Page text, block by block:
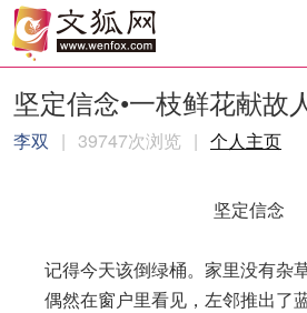
坚定信念•一枝鲜花献故
李双 | 39747次浏览 | 个人主页
坚定信念
记得今天该倒绿桶。家里没有杂草
偶然在窗户里看见，左邻推出了